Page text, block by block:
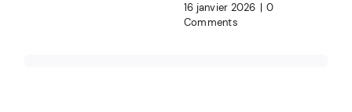
16 janvier 2026 | 0
Comments